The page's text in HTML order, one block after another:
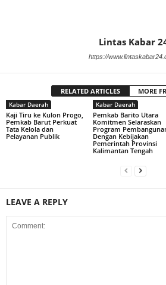
Lintas Kabar
https://
RELATED ARTICLES MORE
Kabar Daerah
Kaji Tiru ke Kulon Progo,
Pemkab Barut Perkuat
Tata Kelola dan
Pelayanan Publik
Kabar Daerah
Pemkab Barito Utara
Komitmen Selaraskan
Program
Dengan Kebijakan
Pemerintah Provinsi
Kalimantan Tengah
LEAVE A REPLY